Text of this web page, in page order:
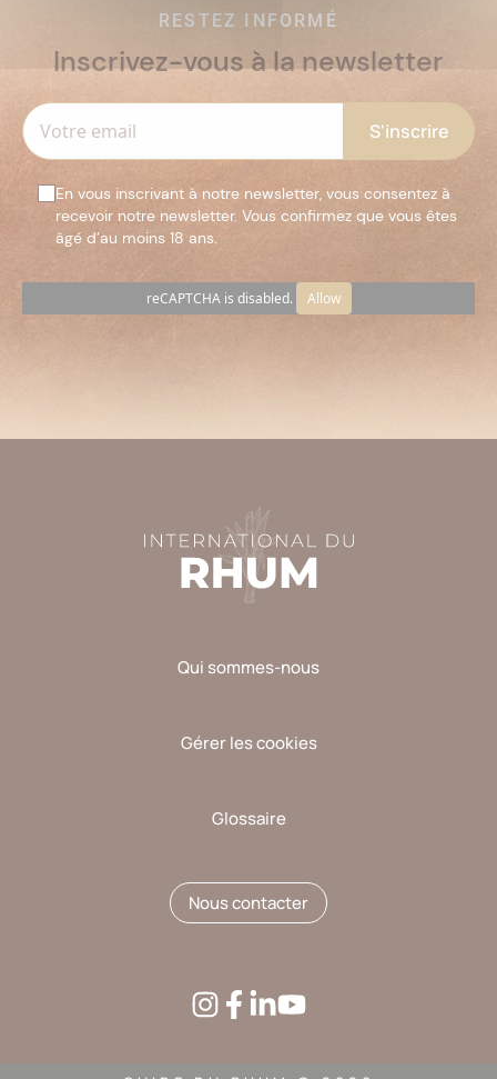
RESTEZ INFORMÉ
Inscrivez-vous à la newsletter
En vous inscrivant à notre newsletter, vous consentez à
recevoir notre newsletter. Vous confirmez que vous êtes
âgé d’au moins 18 ans.
reCAPTCHA is disabled. Allow
vide.
Qui sommes-nous
Gérer les cookies
Glossaire
Nous contacter